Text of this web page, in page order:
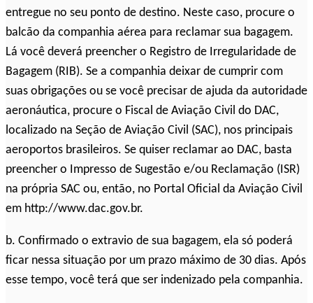
entregue no seu ponto de destino. Neste caso, procure o
balcão da companhia aérea para reclamar sua bagagem.
Lá você deverá preencher o Registro de Irregularidade de
Bagagem (RIB). Se a companhia deixar de cumprir com
suas obrigações ou se você precisar de ajuda da autoridade
aeronáutica, procure o Fiscal de Aviação Civil do DAC,
localizado na Seção de Aviação Civil (SAC), nos principais
aeroportos brasileiros. Se quiser reclamar ao DAC, basta
preencher o Impresso de Sugestão e/ou Reclamação (ISR)
na própria SAC ou, então, no Portal Oficial da Aviação Civil
em http://www.dac.gov.br.
b. Confirmado o extravio de sua bagagem, ela só poderá
ficar nessa situação por um prazo máximo de 30 dias. Após
esse tempo, você terá que ser indenizado pela companhia.